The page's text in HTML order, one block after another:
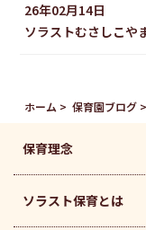
26年02月14日
ソラストむさしこ
ホーム 保育園ブログ
保育理念
ソラスト保育とは